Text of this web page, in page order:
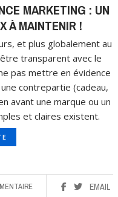
MARKETING : UN
À MAINTENIR !
et plus globalement au
transparent avec le
pas mettre en évidence
contrepartie (cadeau,
avant une marque ou un
et claires existent.
EMAIL